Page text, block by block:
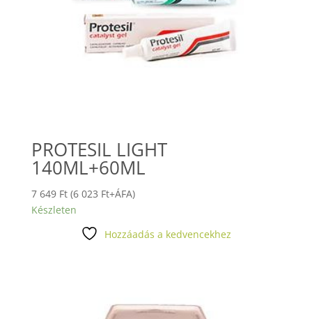
PROTESIL LIGHT
140ML+60ML
7 649 Ft (6 023 Ft+ÁFA)
Készleten
Hozzáadás a kedvencekhez